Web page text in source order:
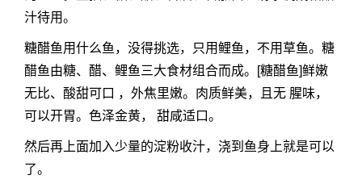
汁待用。
糖醋鱼用什么鱼，没得挑选，只用鲤鱼，不用草鱼。糖
醋鱼由糖、醋、鲤鱼三大食材组合而成。[糖醋鱼]鲜嫩
无比、酸甜可口 ，外焦里嫩。肉质鲜美，且无 腥味，
可以开胃。色泽金黄， 甜咸适口。
然后再上面加入少量的淀粉收汁，浇到鱼身上就是可以
了。